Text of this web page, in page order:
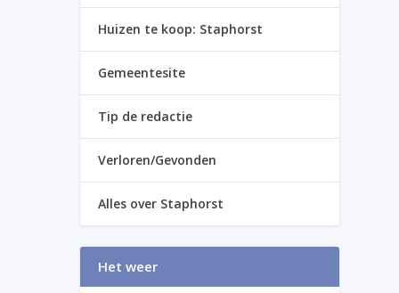
Huizen te koop: Staphorst
Gemeentesite
Tip de redactie
Verloren/Gevonden
Alles over Staphorst
Het weer